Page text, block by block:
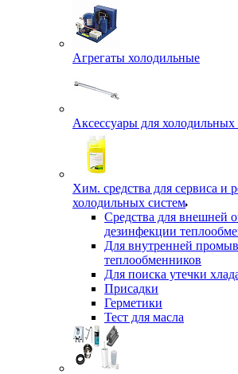
Агрегаты холодильные
Аксессуары для холодильных
Хим. средства для сервиса и
холодильных систем
Средства для внешней
дезинфекции
Для внутренней
теплообменников
Для поиска утечки
Присадки
Герметики
Тест для масла